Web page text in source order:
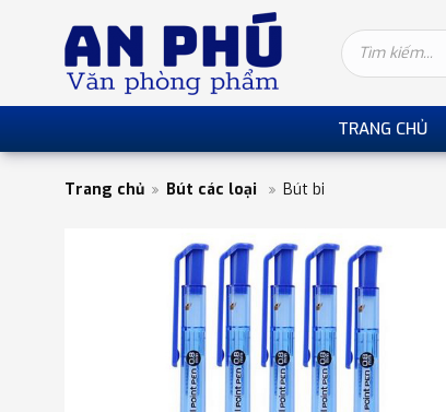
TRANG CHỦ
Trang chủ Bút các loại Bút bi